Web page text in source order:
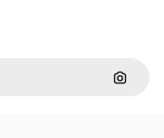
इमेज से